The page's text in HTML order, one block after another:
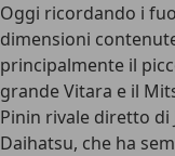
Oggi ricordando i
dimensioni
principalmente il
grande Vitara e il
Pinin rivale diretto di
Daihatsu, che ha